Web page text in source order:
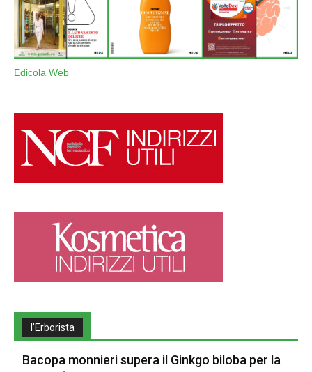
Edicola Web
l’Erborista
Bacopa monnieri supera il Ginkgo biloba per la